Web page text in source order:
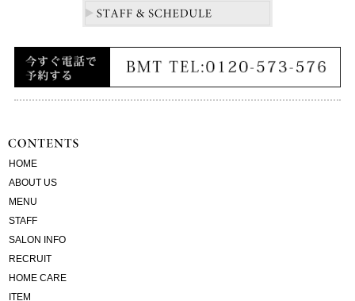
HOME
ABOUT US
MENU
STAFF
SALON INFO
RECRUIT
HOME CARE
ITEM